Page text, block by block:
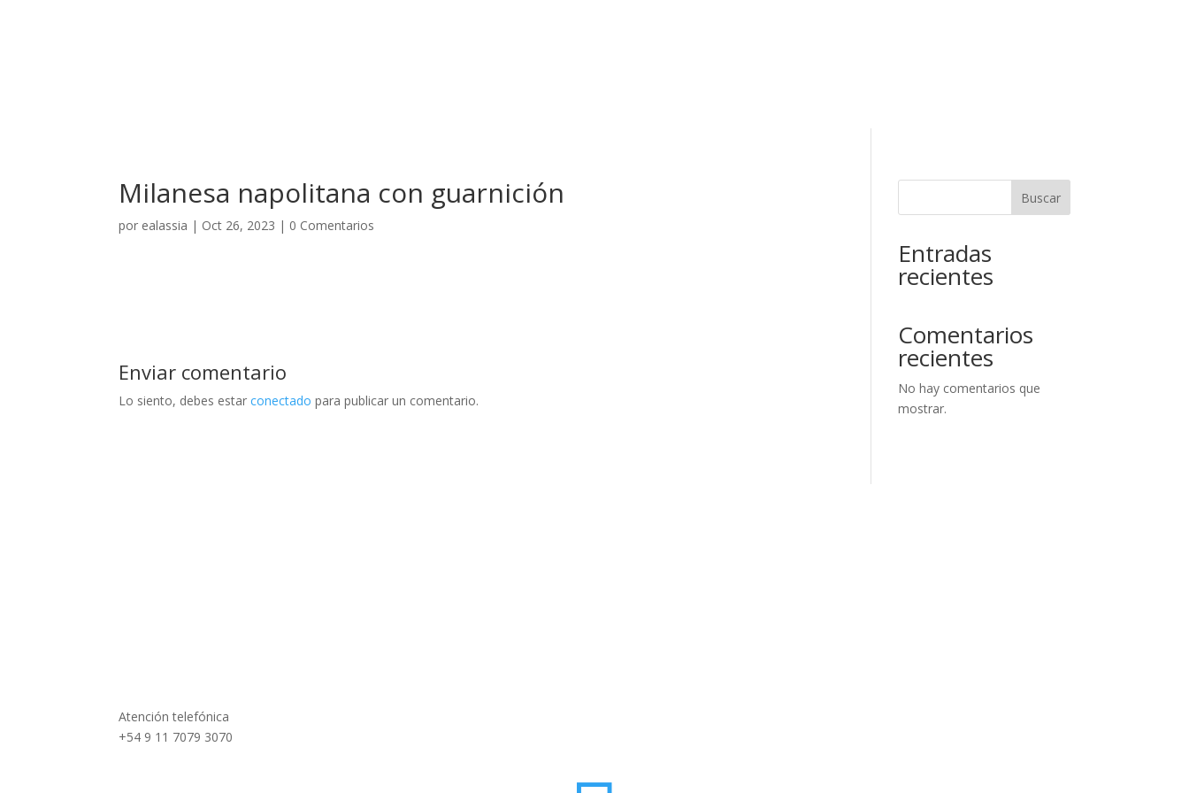
Milanesa napolitana con guarnición
por ealassia | Oct 26, 2023 | 0 Comentarios
Enviar comentario
Lo siento, debes estarconectado para publicar un comentario.
Buscar
Entradas
recientes
Comentarios
recientes
No hay comentarios que
mostrar.
Atención telefónica
+54 9 11 7079 3070